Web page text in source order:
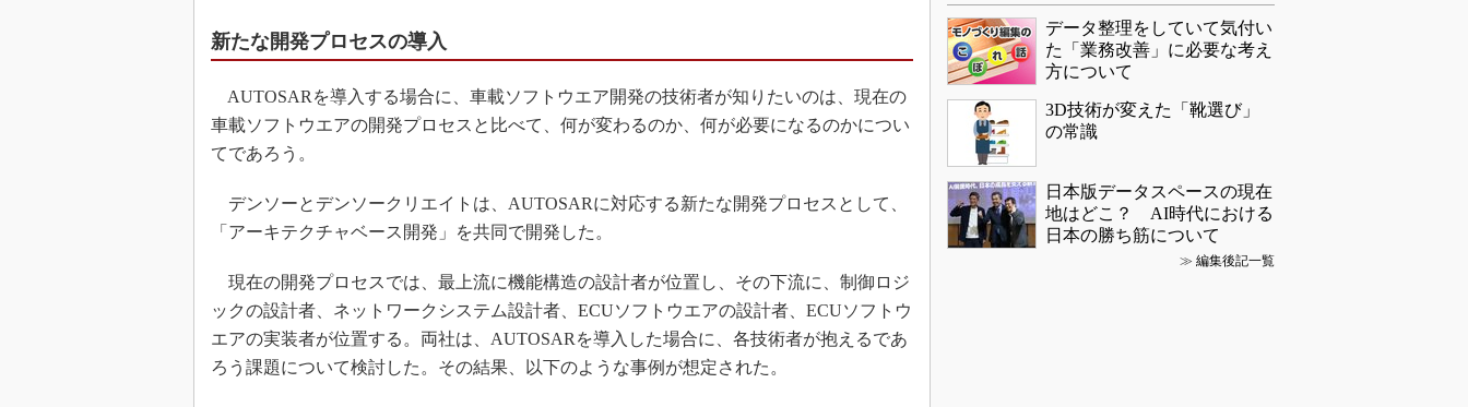
新たな開発プロセスの導入
AUTOSARを導入する場合に、車載ソフトウエア開発の技術者が知りたいのは、現在の
車載ソフトウエアの開発プロセスと比べて、何が変わるのか、何が必要になるのかについ
てであろう。
デンソーとデンソークリエイトは、AUTOSARに対応する新たな開発プロセスとして、
「アーキテクチャベース開発」を共同で開発した。
現在の開発プロセスでは、最上流に機能構造の設計者が位置し、その下流に、制御ロジ
ックの設計者、ネットワークシステム設計者、ECUソフトウエアの設計者、ECUソフトウ
エアの実装者が位置する。両社は、AUTOSARを導入した場合に、各技術者が抱えるであ
ろう課題について検討した。その結果、以下のような事例が想定された。
データ整理をしていて気付い
た「業務改善」に必要な考え
方について
3D技術が変えた「靴選び」
の常識
日本版データスペースの現在
地はどこ？ AI時代における
日本の勝ち筋について
≫ 編集後記一覧